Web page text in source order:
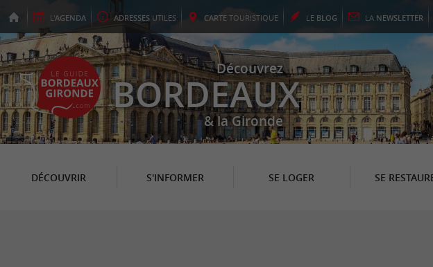
L'AGENDA ADRESSES UTILES CARTE TOURISTIQUE LE BLOG LA NEWSLETTER
Découvrez
BORDEAUX
& la Gironde
DÉCOUVRIR S'INFORMER SE LOGER SE